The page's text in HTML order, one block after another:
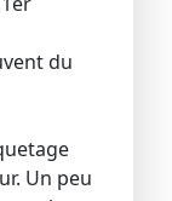
du
Un peu